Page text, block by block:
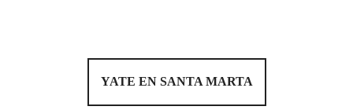
YATE EN SANTA MARTA